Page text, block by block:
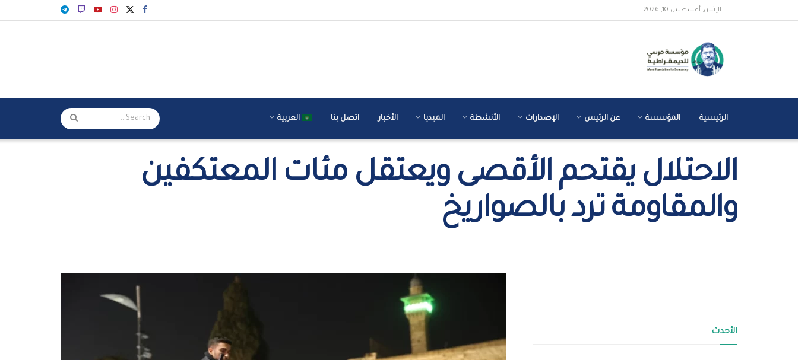
الإثنين, أغسطس 10, 2026
الرئيسية المؤسسة عن الرئيس الإصدارات الأنشطة الميديا الأخبار اتصل بنا العربية
الاحتلال يقتحم الأقصى ويعتقل مئات المعتكفين
والمقاومة ترد بالصواريخ
الأحدث